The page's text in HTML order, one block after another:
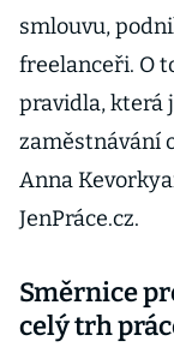
smlouvu,
freelanceři. O
pravidla, která
zaměstnávání
Anna
JenPráce.cz.
Směrnice
celý trh